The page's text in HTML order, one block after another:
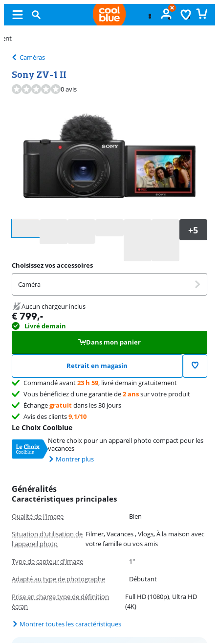
Caméras
Sony ZV-1 II
0 avis
Choisissez vos accessoires
Caméra
Aucun chargeur inclus
€ 799,-
Livré demain
Dans mon panier
Retrait en magasin
Commandé avant23 h 59, livré demain gratuitement
Vous bénéficiez d'une garantie de2 anssur votre produit
Échangegratuitdans les 30 jours
Avis des clients9,1/10
Le Choix Coolblue
Notre choix pour un appareil photo compact pour les
vacances
Montrer plus
Généralités
Caractéristiques principales
Qualité de l'image
Bien
Situation d'utilisation de
l'appareil photo
Filmer, Vacances , Vlogs, À la maison avec
votre famille ou vos amis
Type de capteur d'image
1"
Adapté au type de photographe
Débutant
Prise en charge type de définition
écran
Full HD (1080p), Ultra HD
(4K)
Montrer toutes les caractéristiques